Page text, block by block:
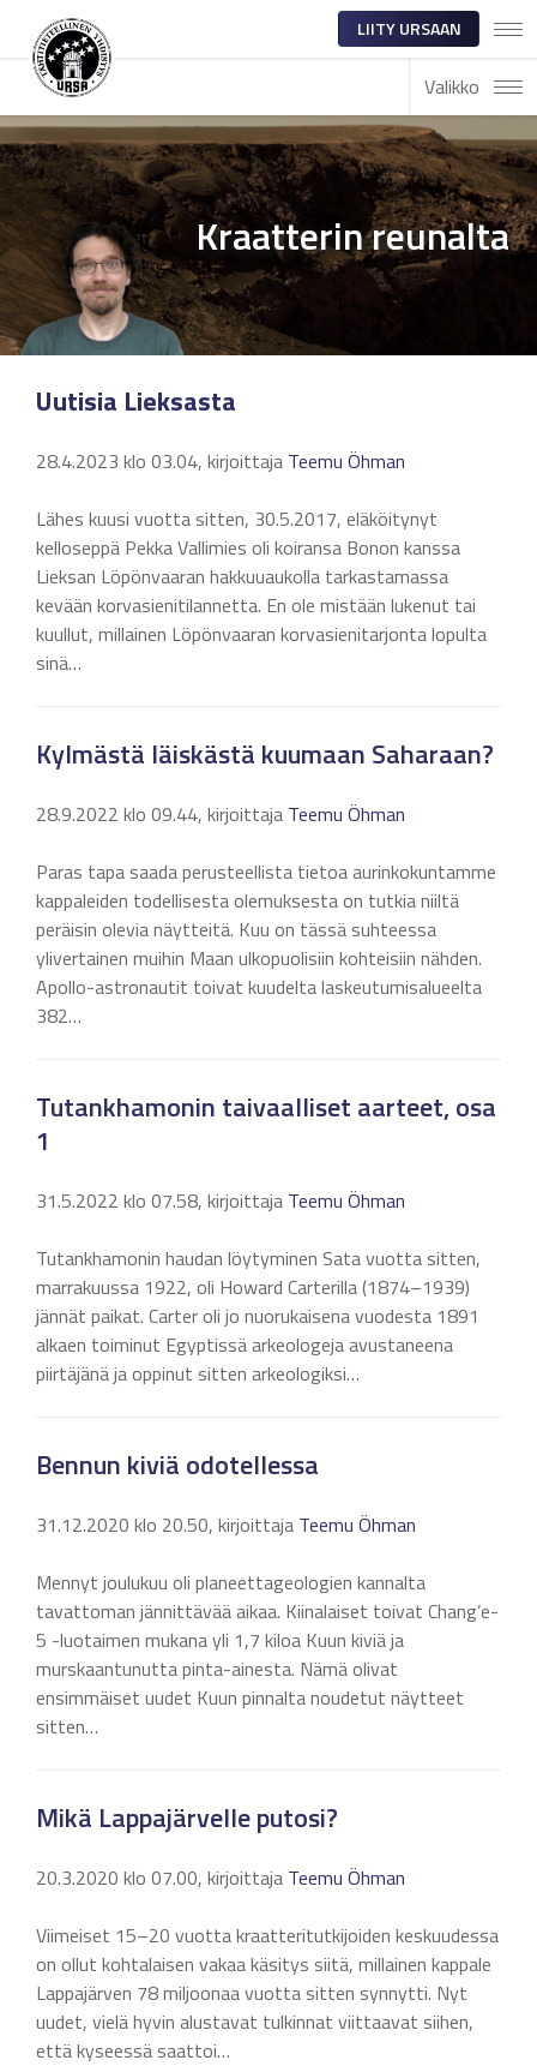
LIITY URSAAN
Valikko
Kraatterin reunalta
Uutisia Lieksasta
28.4.2023 klo 03.04, kirjoittaja Teemu Öhman
Lähes kuusi vuotta sitten, 30.5.2017, eläköitynyt
kelloseppä Pekka Vallimies oli koiransa Bonon kanssa
Lieksan Löpönvaaran hakkuuaukolla tarkastamassa
kevään korvasienitilannetta. En ole mistään lukenut tai
kuullut, millainen Löpönvaaran korvasienitarjonta lopulta
sinä…
Kylmästä läiskästä kuumaan Saharaan?
28.9.2022 klo 09.44, kirjoittaja Teemu Öhman
Paras tapa saada perusteellista tietoa aurinkokuntamme
kappaleiden todellisesta olemuksesta on tutkia niiltä
peräisin olevia näytteitä. Kuu on tässä suhteessa
ylivertainen muihin Maan ulkopuolisiin kohteisiin nähden.
Apollo-astronautit toivat kuudelta laskeutumisalueelta
382…
Tutankhamonin taivaalliset aarteet, osa
1
31.5.2022 klo 07.58, kirjoittaja Teemu Öhman
Tutankhamonin haudan löytyminen Sata vuotta sitten,
marrakuussa 1922, oli Howard Carterilla (1874–1939)
jännät paikat. Carter oli jo nuorukaisena vuodesta 1891
alkaen toiminut Egyptissä arkeologeja avustaneena
piirtäjänä ja oppinut sitten arkeologiksi…
Bennun kiviä odotellessa
31.12.2020 klo 20.50, kirjoittaja Teemu Öhman
Mennyt joulukuu oli planeettageologien kannalta
tavattoman jännittävää aikaa. Kiinalaiset toivat Chang’e-
5 -luotaimen mukana yli 1,7 kiloa Kuun kiviä ja
murskaantunutta pinta-ainesta. Nämä olivat
ensimmäiset uudet Kuun pinnalta noudetut näytteet
sitten…
Mikä Lappajärvelle putosi?
20.3.2020 klo 07.00, kirjoittaja Teemu Öhman
Viimeiset 15–20 vuotta kraatteritutkijoiden keskuudessa
on ollut kohtalaisen vakaa käsitys siitä, millainen kappale
Lappajärven 78 miljoonaa vuotta sitten synnytti. Nyt
uudet, vielä hyvin alustavat tulkinnat viittaavat siihen,
että kyseessä saattoi…